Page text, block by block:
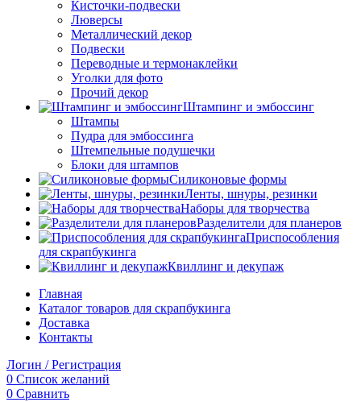
Кисточки-подвески
Люверсы
Металлический декор
Подвески
Переводные и термонаклейки
Уголки для фото
Прочий декор
Штампинг и эмбоссинг
Штампы
Пудра для эмбоссинга
Штемпельные подушечки
Блоки для штампов
Силиконовые формы
Ленты, шнуры, резинки
Наборы для творчества
Разделители для планеров
Приспособления
для скрапбукинга
Квиллинг и декупаж
Главная
Каталог товаров для скрапбукинга
Доставка
Контакты
Логин / Регистрация
0 Список желаний
0 Сравнить